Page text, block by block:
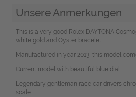
Unsere Anmerkungen
This is a very good Rolex DAYTONA
white gold and Oyster bracelet.
Manufactured in year 2013, this model
Current model with beautiful blue dial.
Legendary gentleman race car drivers
scale.